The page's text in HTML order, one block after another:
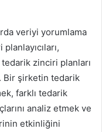
veriyi yorumlama
tedarik zinciri planları
Bir şirketin tedarik
farklı tedarik
analiz etmek ve
etkinliğini